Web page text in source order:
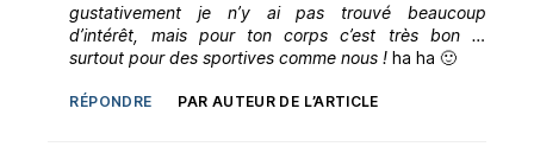
gustativement je n’y ai pas trouvé beaucoup
d’intérêt, mais pour ton corps c’est très bon …
surtout pour des sportives comme nous ! ha ha 🙂
RÉPONDRE PAR AUTEUR DE L’ARTICLE